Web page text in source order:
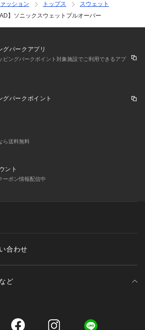
ッション トップス
スウェット
】ソニックスウェットプルオーバー
グパークアプリ
ピングパークポイント対象施設でご利用できるアプ
グパークポイント
ら送料無料
ント
ーポン情報配信中
合わせ
ど